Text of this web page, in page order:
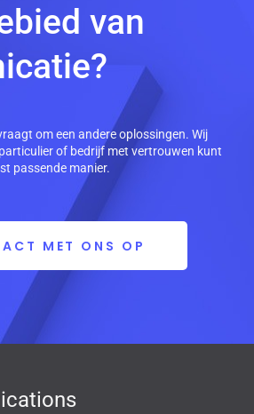
van
om een andere oplossingen. Wij
of bedrijf met vertrouwen kunt
passende manier.
MET ONS OP